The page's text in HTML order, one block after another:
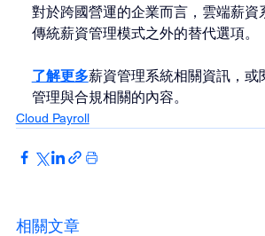
對於跨國營運的企業而言，雲端薪資
傳統薪資管理模式之外的替代選項。
了解更多薪資管理系統相關資訊，或
管理與合規相關的內容。
Cloud Payroll
相關文章